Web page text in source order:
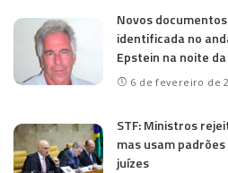
Novos
identificada no
Epstein na noite
6 de fevereiro de
STF: Ministros
mas usam
juízes